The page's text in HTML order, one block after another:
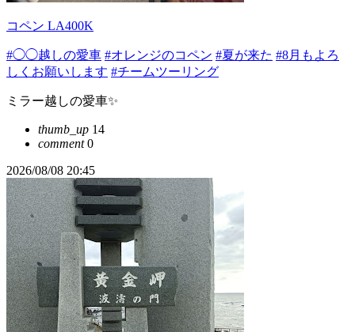
コペン LA400K
#◯◯越しの愛車 #オレンジのコペン #夏が来た #8月もよろ
しくお願いします #チームツーリング
ミラー越しの愛車✨
thumb_up 14
comment0
2026/08/08 20:45